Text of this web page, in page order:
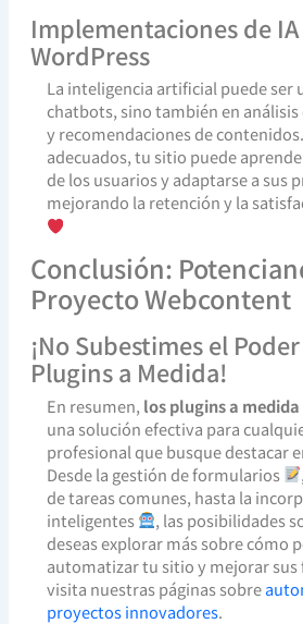
Implementaciones de IA
WordPress
La inteligencia artificial puede ser
chatbots, sino también en
y recomendaciones de
adecuados, tu sitio puede
de los usuarios y adaptarse a sus
mejorando la retención y la
Conclusión:
Proyecto Webcontent
¡No Subestimes el
Plugins a Medida!
En resumen, los plugins a medida
una solución efectiva para
profesional que busque destacar
Desde la gestión de formularios
de tareas comunes, hasta la
inteligentes
, las posibilidades
deseas explorar más sobre cómo
automatizar tu sitio y mejorar sus
visita nuestras páginas sobre
proyectos innovadores.